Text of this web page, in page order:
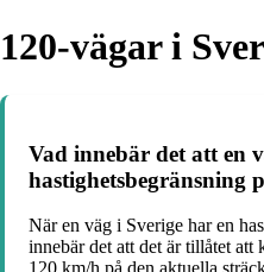
120-vägar i
Vad innebär det att en
hastighetsbegränsning
När en väg i Sverige har en
innebär det att det är tillåtet att